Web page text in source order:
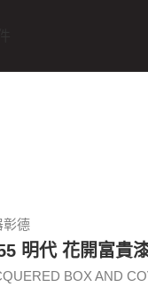
彰德
明代 花開富貴
BOX AND